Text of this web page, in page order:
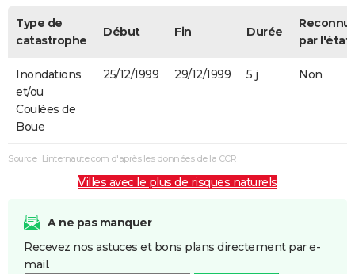
Type de
catastrophe
Début Fin Durée
par l'état
Inondations
et/ou
Coulées de
Boue
25/12/1999 29/12/1999 5 j Non
Source : Linternaute.com d'après les données de la CCR
Villes avec le plus de risques naturels
A ne pas manquer
Recevez nos astuces et bons plans directement par e-
mail.